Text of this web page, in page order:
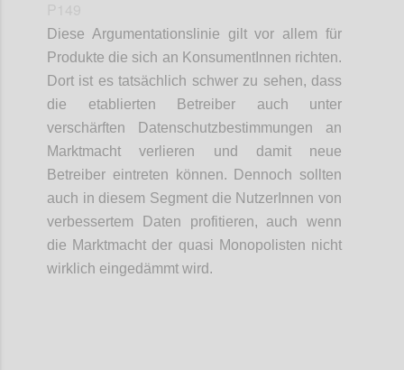
Diese Argumentationslinie gilt vor allem für
Produkte die sich an KonsumentInnen richten.
Dort ist es tatsächlich schwer zu sehen, dass
die etablierten Betreiber auch unter
verschärften Datenschutzbestimmungen an
Marktmacht verlieren und damit neue
Betreiber eintreten können. Dennoch sollten
auch in diesem Segment die NutzerInnen von
verbessertem Daten profitieren, auch wenn
die Marktmacht der quasi Monopolisten nicht
wirklich eingedämmt wird.